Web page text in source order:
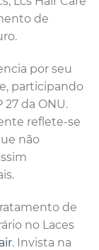
de
por seu
participando
da ONU.
reflete-se
não
de
no Laces
. Invista na